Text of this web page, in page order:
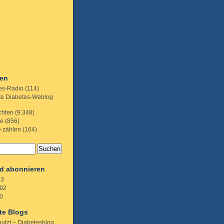
Radio (114)
Diabetes-Weblog
(9.348)
(856)
zählen (164)
abonnieren
Blogs
– Diabetesblog